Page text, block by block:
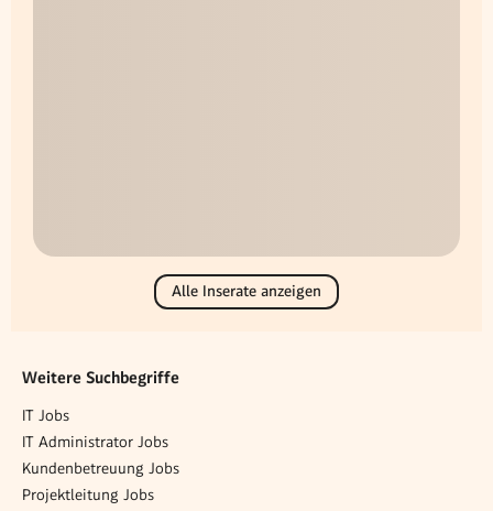
Alle Inserate anzeigen
Weitere Suchbegriffe
IT Jobs
IT Administrator Jobs
Kundenbetreuung Jobs
Projektleitung Jobs